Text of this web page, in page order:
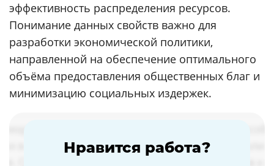
эффективность распределения ресурсов.
Понимание данных свойств важно для
разработки экономической политики,
направленной на обеспечение оптимального
объёма предоставления общественных благ и
минимизацию социальных издержек.
Нравится работа?